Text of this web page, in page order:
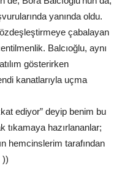
yanında oldu.
çabalayan
Balcıoğlu, aynı
gösterirken
kanatlarıyla uçma
ediyor” deyip benim bu
tıkamaya hazırlananlar;
hemcinslerim tarafından
))